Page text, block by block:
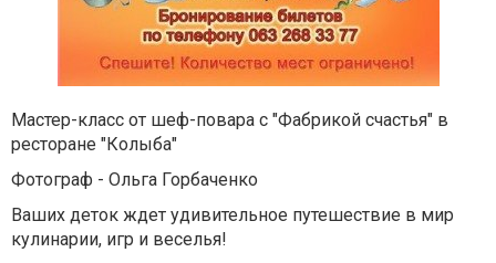
Мастер-класс от шеф-повара с "Фабрикой счастья" в
ресторане "Колыба"
Фотограф - Ольга Горбаченко
Ваших деток ждет удивительное путешествие в мир
кулинарии, игр и веселья!